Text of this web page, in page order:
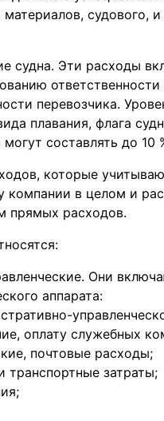
судового,
судна. Эти расходы
перевозчика.
плавания, флага
составлять до 10
которые
компании в целом и
прямых расходов.
Они
аппарата:
оплату служебных
почтовые расходы;
затраты;